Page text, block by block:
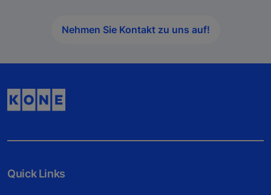
Nehmen Sie Kontakt zu uns auf!
Quick Links